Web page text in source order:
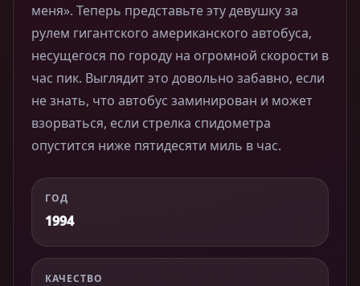
меня». Теперь представьте эту девушку за
рулем гигантского американского автобуса,
несущегося по городу на огромной скорости в
час пик. Выглядит это довольно забавно, если
не знать, что автобус заминирован и может
взорваться, если стрелка спидометра
опустится ниже пятидесяти миль в час.
ГОД
1994
КАЧЕСТВО